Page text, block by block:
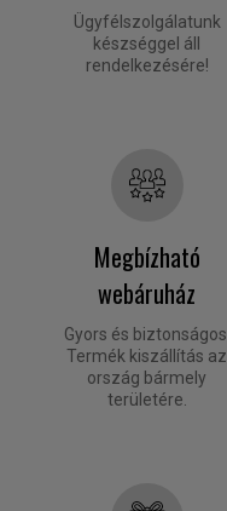
Ügyfélszolgálatunk
készséggel áll
rendelkezésére!
Megbízható
webáruház
Gyors és biztonságos.
Termék kiszállítás az
ország bármely
területére.